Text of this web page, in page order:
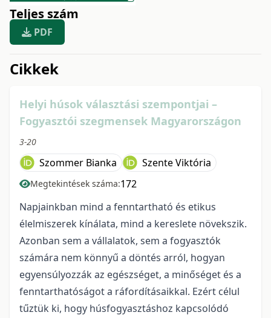
Teljes szám
PDF
Cikkek
Helyi húsok választási szempontjai –
Fogyasztói szegmensek Magyarországon
3-20
Szommer Bianka Szente Viktória
Megtekintések száma:172
Napjainkban mind a fenntartható és etikus
élelmiszerek kínálata, mind a kereslete növekszik.
Azonban sem a vállalatok, sem a fogyasztók
számára nem könnyű a döntés arról, hogyan
egyensúlyozzák az egészséget, a minőséget és a
fenntarthatóságot a ráfordításaikkal. Ezért célul
tűztük ki, hogy húsfogyasztáshoz kapcsolódó